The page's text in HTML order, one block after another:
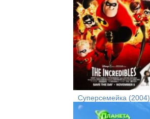
Суперсемейка (2004)